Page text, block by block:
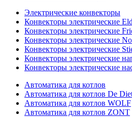
Электрические конвекторы
Конвекторы электрические
Конвекторы электрические
Конвекторы электрические
Конвекторы электрические
Конвекторы электрические
Конвекторы электрические
Автоматика для котлов
Автоматика для котлов De
Автоматика для котлов WOLF
Автоматика для котлов ZONT